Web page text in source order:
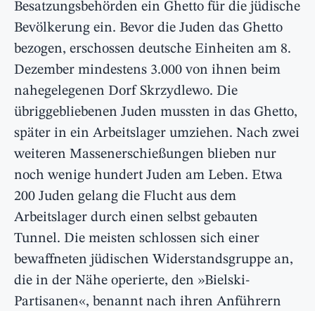
Besatzungsbehörden ein Ghetto für die jüdische
Bevölkerung ein. Bevor die Juden das Ghetto
bezogen, erschossen deutsche Einheiten am 8.
Dezember mindestens 3.000 von ihnen beim
nahegelegenen Dorf Skrzydlewo. Die
übriggebliebenen Juden mussten in das Ghetto,
später in ein Arbeitslager umziehen. Nach zwei
weiteren Massenerschießungen blieben nur
noch wenige hundert Juden am Leben. Etwa
200 Juden gelang die Flucht aus dem
Arbeitslager durch einen selbst gebauten
Tunnel. Die meisten schlossen sich einer
bewaffneten jüdischen Widerstandsgruppe an,
die in der Nähe operierte, den »Bielski-
Partisanen«, benannt nach ihren Anführern